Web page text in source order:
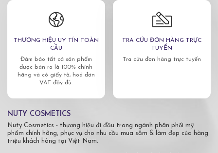
THƯƠNG HIỆU UY TÍN TOÀN
CẦU
Đảm bảo tất cả sản phẩm
được bán ra là 100% chính
hãng và có giấy tờ, hoá đơn
VAT đầy đủ.
TRA CỨU ĐƠN HÀNG TRỰC
TUYẾN
Tra cứu đơn hàng trực tuyến
NUTY COSMETICS
Nuty Cosmetics - thương hiệu đi đầu trong ngành phân phối mỹ
phẩm chính hãng, phục vụ cho nhu cầu mua sắm & làm đẹp của hàng
triệu khách hàng tại Việt Nam.